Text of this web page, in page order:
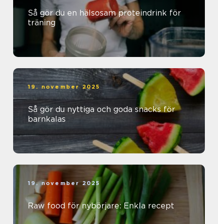
Så gör du en hälsosam proteindrink för
träning
19. november 2025
Så gör du nyttiga och goda snacks för
barnkalas
19. november 2025
Raw food för nybörjare: Enkla recept